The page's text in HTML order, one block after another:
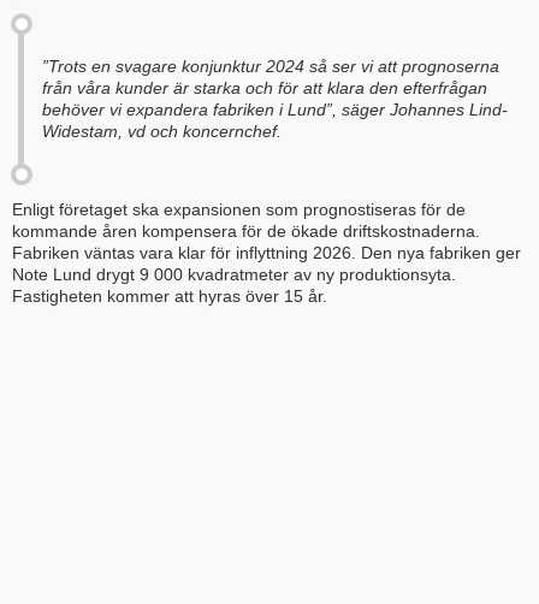
”Trots en svagare konjunktur 2024 så ser vi att prognoserna
från våra kunder är starka och för att klara den efterfrågan
behöver vi expandera fabriken i Lund”, säger Johannes Lind-
Widestam, vd och koncernchef.
Enligt företaget ska expansionen som prognostiseras för de
kommande åren kompensera för de ökade driftskostnaderna.
Fabriken väntas vara klar för inflyttning 2026. Den nya fabriken ger
Note Lund drygt 9 000 kvadratmeter av ny produktionsyta.
Fastigheten kommer att hyras över 15 år.